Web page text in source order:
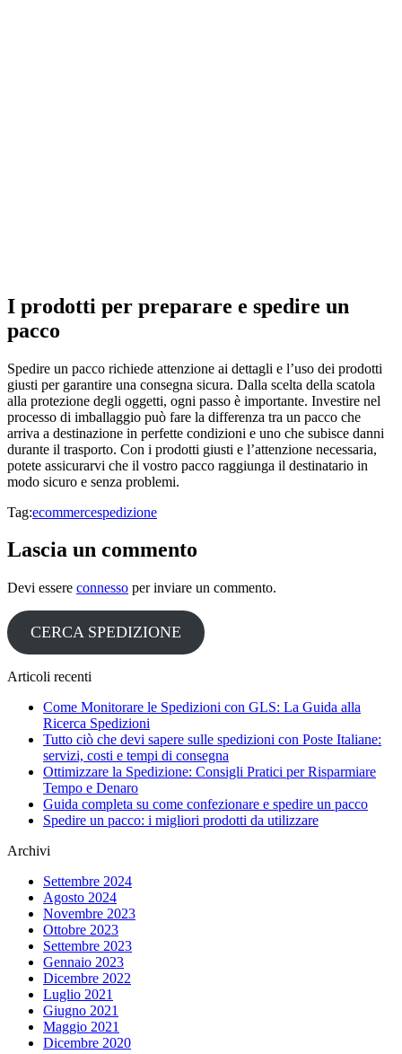
I prodotti per preparare e spedire un
pacco
Spedire un pacco richiede attenzione ai dettagli e l’uso dei prodotti
giusti per garantire una consegna sicura. Dalla scelta della scatola
alla protezione degli oggetti, ogni passo è importante. Investire nel
processo di imballaggio può fare la differenza tra un pacco che
arriva a destinazione in perfette condizioni e uno che subisce danni
durante il trasporto. Con i prodotti giusti e l’attenzione necessaria,
potete assicurarvi che il vostro pacco raggiunga il destinatario in
modo sicuro e senza problemi.
Tag:ecommercespedizione
Lascia un commento
Devi essere connesso per inviare un commento.
CERCA SPEDIZIONE
Articoli recenti
Come Monitorare le Spedizioni con GLS: La Guida alla
Ricerca Spedizioni
Tutto ciò che devi sapere sulle spedizioni con Poste Italiane:
servizi, costi e tempi di consegna
Ottimizzare la Spedizione: Consigli Pratici per Risparmiare
Tempo e Denaro
Guida completa su come confezionare e spedire un pacco
Spedire un pacco: i migliori prodotti da utilizzare
Archivi
Settembre 2024
Agosto 2024
Novembre 2023
Ottobre 2023
Settembre 2023
Gennaio 2023
Dicembre 2022
Luglio 2021
Giugno 2021
Maggio 2021
Dicembre 2020